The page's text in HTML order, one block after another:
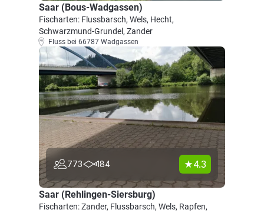
Saar (Bous-Wadgassen)
Fischarten: Flussbarsch, Wels, Hecht,
Schwarzmund-Grundel, Zander
Fluss bei 66787 Wadgassen
773 184 4.3
Saar (Rehlingen-Siersburg)
Fischarten: Zander, Flussbarsch, Wels, Rapfen,